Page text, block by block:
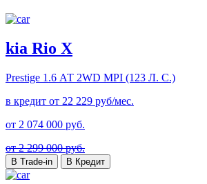
kia Rio X
Prestige 1.6 АТ 2WD MPI (123 Л. C.)
в кредит от 22 229 руб/мес.
от 2 074 000 руб.
от 2 299 000 руб.
В Trade-in В Кредит